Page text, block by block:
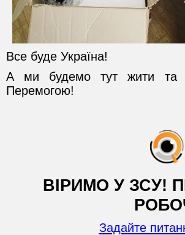
Все буде Україна!
А ми будемо тут жити та
Перемогою!
ВІРИМО У ЗСУ!
Задайте